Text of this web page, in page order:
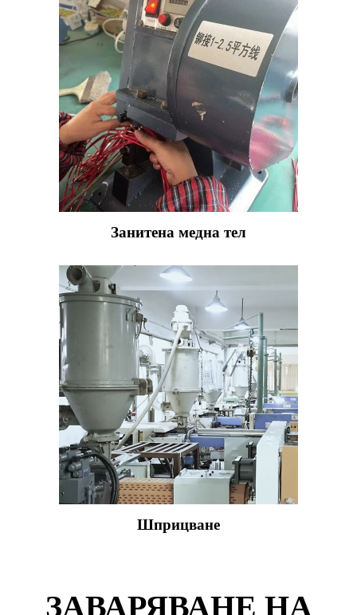
Занитена медна тел
Шприцване
ЗАВАРЯВАНЕ НА